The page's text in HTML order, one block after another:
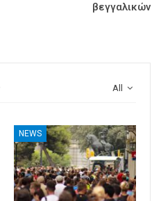
βεγγαλικών
All
NEWS